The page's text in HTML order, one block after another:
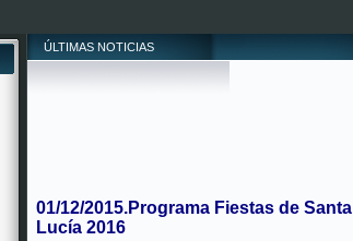
ÚLTIMAS NOTICIAS
01/12/2015.Programa Fiestas de Santa
Lucía 2016